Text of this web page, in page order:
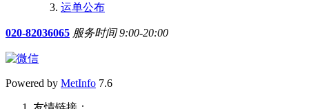
运单公布
020-82036065 服务时间 9:00-20:00
Powered by MetInfo 7.6